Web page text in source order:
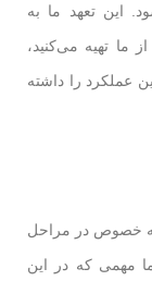
این تعهد ما به
ما تهیه می‌کنید،
عملکرد را داشته
به خصوص در مراحل
مهمی که در این